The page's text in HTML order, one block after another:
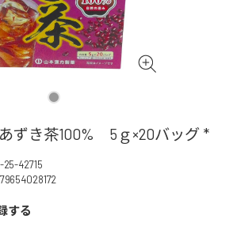
ずき茶100% 5ｇ×20バッグ *
25-42715
する